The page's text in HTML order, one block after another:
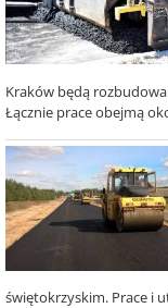
Kraków będą
Łącznie prace obejmą
świętokrzyskim. Prace i